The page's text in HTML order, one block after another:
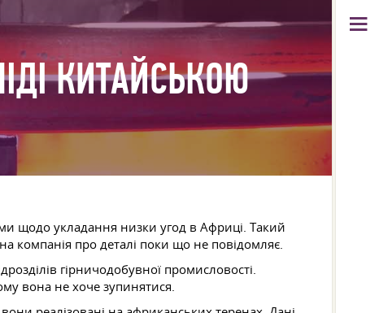
КИТАЙСЬКОЮ
щодо укладання низки угод в Африці. Такий
компанія про деталі поки що не повідомляє.
гірничодобувної промисловості.
вона не хоче зупинятися.